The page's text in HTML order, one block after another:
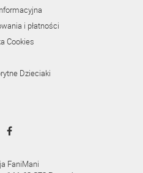
i płatności
Cookies
Dzieciaki
FaniMani